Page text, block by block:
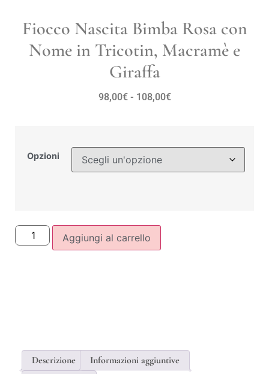
Fiocco Nascita Bimba Rosa con
Nome in Tricotin, Macramè e
Giraffa
98,00€ - 108,00€
Opzioni
Aggiungi al carrello
Descrizione
Informazioni aggiuntive